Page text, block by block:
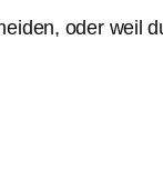
oder weil